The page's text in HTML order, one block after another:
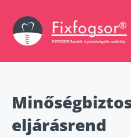
eljárásrend